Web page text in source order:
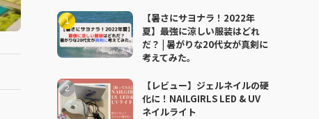
【暑さにサヨナラ！2022年
夏】最強に涼しい服装はどれ
だ？ | 暑がりな20代女が真剣に
考えてみた。
【レビュー】ジェルネイルの硬
化に！NAILGIRLS LED & UV
ネイルライト